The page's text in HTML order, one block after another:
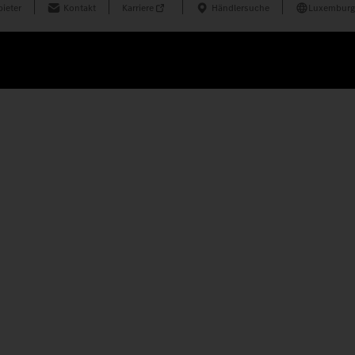
Kontakt Karriere Händlersuche Luxemburg